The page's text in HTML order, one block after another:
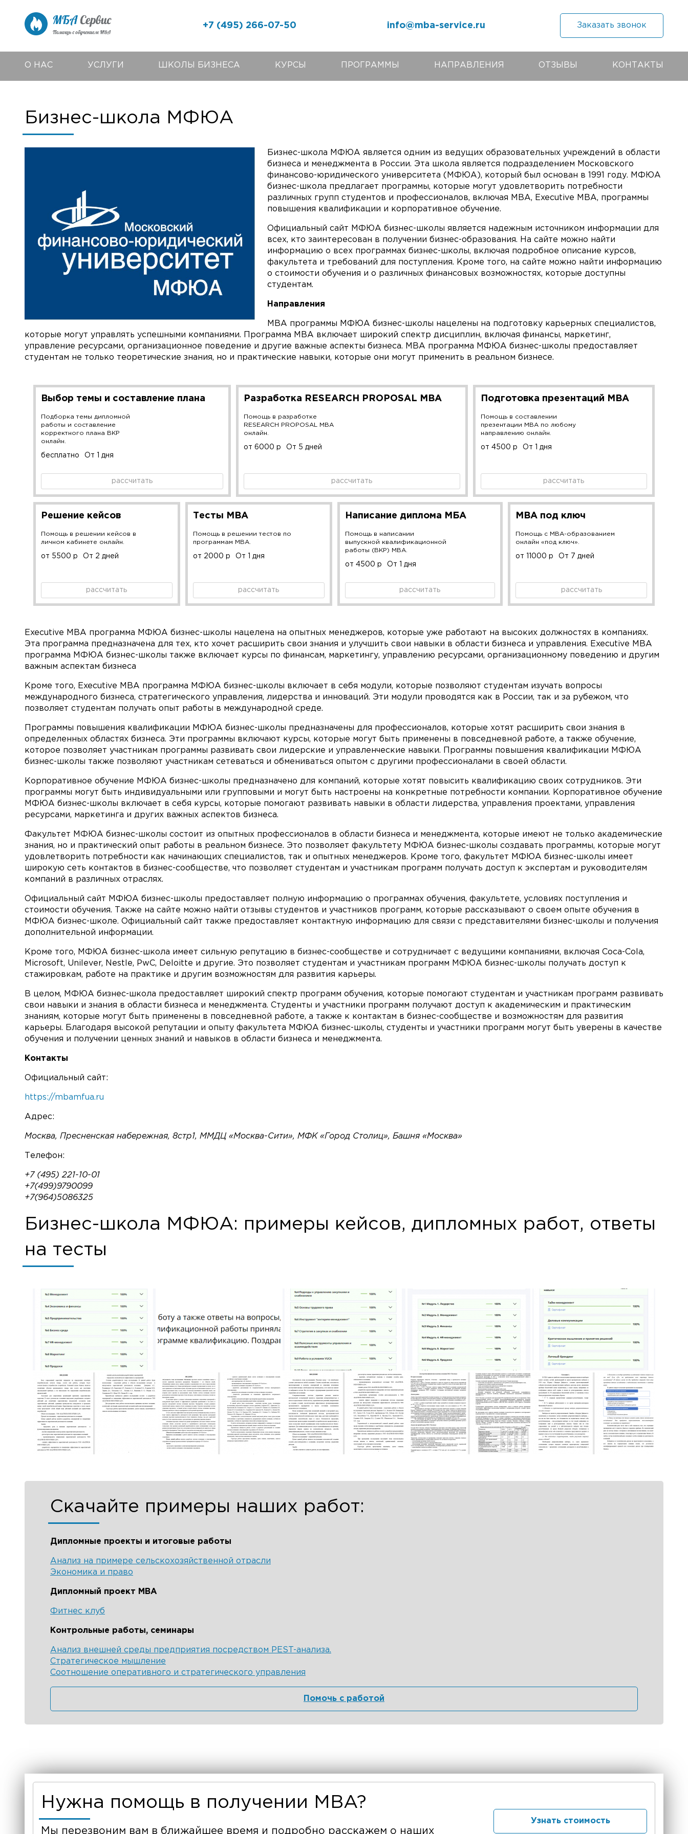
+7 (495) 266-07-50 info@mba-service.ru Заказать звонок
О НАС УСЛУГИ ШКОЛЫ БИЗНЕСА КУРСЫ ПРОГРАММЫ НАПРАВЛЕНИЯ ОТЗЫВЫ КОНТАКТЫ
Бизнес-школа МФЮА
Бизнес-школа МФЮА является одним из ведущих образовательных учреждений в области
бизнеса и менеджмента в России. Эта школа является подразделением Московского
финансово-юридического университета (МФЮА), который был основан в 1991 году. МФЮА
бизнес-школа предлагает программы, которые могут удовлетворить потребности
различных групп студентов и профессионалов, включая MBA, Executive MBA, программы
повышения квалификации и корпоративное обучение.
Официальный сайт МФЮА бизнес-школы является надежным источником информации для
всех, кто заинтересован в получении бизнес-образования. На сайте можно найти
информацию о всех программах бизнес-школы, включая подробное описание курсов,
факультета и требований для поступления. Кроме того, на сайте можно найти информацию
о стоимости обучения и о различных финансовых возможностях, которые доступны
студентам.
Направления
MBA программы МФЮА бизнес-школы нацелены на подготовку карьерных специалистов,
которые могут управлять успешными компаниями. Программа MBA включает широкий спектр дисциплин, включая финансы, маркетинг,
управление ресурсами, организационное поведение и другие важные аспекты бизнеса. MBA программа МФЮА бизнес-школы предоставляет
студентам не только теоретические знания, но и практические навыки, которые они могут применить в реальном бизнесе.
Выбор темы и составление плана
Подборка темы дипломной
работы и составление
корректного плана ВКР
онлайн.
бесплатно От 1 дня
рассчитать
Разработка RESEARCH PROPOSAL MBA
Помощь в разработке
RESEARCH PROPOSAL MBA
онлайн.
от 6000 р От 5 дней
рассчитать
Подготовка презентаций MBA
Помощь в составлении
презентации MBA по любому
направлению онлайн.
от 4500 р От 1 дня
рассчитать
Решение кейсов
Помощь в решении кейсов в
личном кабинете онлайн.
от 5500 р От 2 дней
рассчитать
Тесты MBA
Помощь в решении тестов по
программам MBA.
от 2000 р От 1 дня
рассчитать
Написание диплома МБА
Помощь в написании
выпускной квалификационной
работы (ВКР) MBA.
от 4500 р От 1 дня
рассчитать
MBA под ключ
Помощь с MBA-образованием
онлайн «под ключ».
от 11000 р От 7 дней
рассчитать
Executive MBA программа МФЮА бизнес-школы нацелена на опытных менеджеров, которые уже работают на высоких должностях в компаниях.
Эта программа предназначена для тех, кто хочет расширить свои знания и улучшить свои навыки в области бизнеса и управления. Executive MBA
программа МФЮА бизнес-школы также включает курсы по финансам, маркетингу, управлению ресурсами, организационному поведению и другим
важным аспектам бизнеса
Кроме того, Executive MBA программа МФЮА бизнес-школы включает в себя модули, которые позволяют студентам изучать вопросы
международного бизнеса, стратегического управления, лидерства и инноваций. Эти модули проводятся как в России, так и за рубежом, что
позволяет студентам получать опыт работы в международной среде.
Программы повышения квалификации МФЮА бизнес-школы предназначены для профессионалов, которые хотят расширить свои знания в
определенных областях бизнеса. Эти программы включают курсы, которые могут быть применены в повседневной работе, а также обучение,
которое позволяет участникам программы развивать свои лидерские и управленческие навыки. Программы повышения квалификации МФЮА
бизнес-школы также позволяют участникам сетеваться и обмениваться опытом с другими профессионалами в своей области.
Корпоративное обучение МФЮА бизнес-школы предназначено для компаний, которые хотят повысить квалификацию своих сотрудников. Эти
программы могут быть индивидуальными или групповыми и могут быть настроены на конкретные потребности компании. Корпоративное обучение
МФЮА бизнес-школы включает в себя курсы, которые помогают развивать навыки в области лидерства, управления проектами, управления
ресурсами, маркетинга и других важных аспектов бизнеса.
Факультет МФЮА бизнес-школы состоит из опытных профессионалов в области бизнеса и менеджмента, которые имеют не только академические
знания, но и практический опыт работы в реальном бизнесе. Это позволяет факультету МФЮА бизнес-школы создавать программы, которые могут
удовлетворить потребности как начинающих специалистов, так и опытных менеджеров. Кроме того, факультет МФЮА бизнес-школы имеет
широкую сеть контактов в бизнес-сообществе, что позволяет студентам и участникам программ получать доступ к экспертам и руководителям
компаний в различных отраслях.
Официальный сайт МФЮА бизнес-школы предоставляет полную информацию о программах обучения, факультете, условиях поступления и
стоимости обучения. Также на сайте можно найти отзывы студентов и участников программ, которые рассказывают о своем опыте обучения в
МФЮА бизнес-школе. Официальный сайт также предоставляет контактную информацию для связи с представителями бизнес-школы и получения
дополнительной информации.
Кроме того, МФЮА бизнес-школа имеет сильную репутацию в бизнес-сообществе и сотрудничает с ведущими компаниями, включая Coca-Cola,
Microsoft, Unilever, Nestle, PwC, Deloitte и другие. Это позволяет студентам и участникам программ МФЮА бизнес-школы получать доступ к
стажировкам, работе на практике и другим возможностям для развития карьеры.
В целом, МФЮА бизнес-школа предоставляет широкий спектр программ обучения, которые помогают студентам и участникам программ развивать
свои навыки и знания в области бизнеса и менеджмента. Студенты и участники программ получают доступ к академическим и практическим
знаниям, которые могут быть применены в повседневной работе, а также к контактам в бизнес-сообществе и возможностям для развития
карьеры. Благодаря высокой репутации и опыту факультета МФЮА бизнес-школы, студенты и участники программ могут быть уверены в качестве
обучения и получении ценных знаний и навыков в области бизнеса и менеджмента.
Контакты
Официальный сайт:
https://mbamfua.ru
Адрес:
Москва, Пресненская набережная, 8стр1, ММДЦ «Москва-Сити», МФК «Город Столиц», Башня «Москва»
Телефон:
+7 (495) 221-10-01
+7(499)9790099
+7(964)5086325
Бизнес-школа МФЮА: примеры кейсов, дипломных работ, ответы
на тесты
Скачайте примеры наших работ:
Дипломные проекты и итоговые работы
Анализ на примере сельскохозяйственной отрасли
Экономика и право
Дипломный проект MBA
Фитнес клуб
Контрольные работы, семинары
Анализ внешней среды предприятия посредством PEST-анализа.
Стратегическое мышление
Соотношение оперативного и стратегического управления
Помочь с работой
Нужна помощь в получении MBA?
Мы перезвоним вам в ближайшее время и подробно расскажем о наших
Узнать стоимость